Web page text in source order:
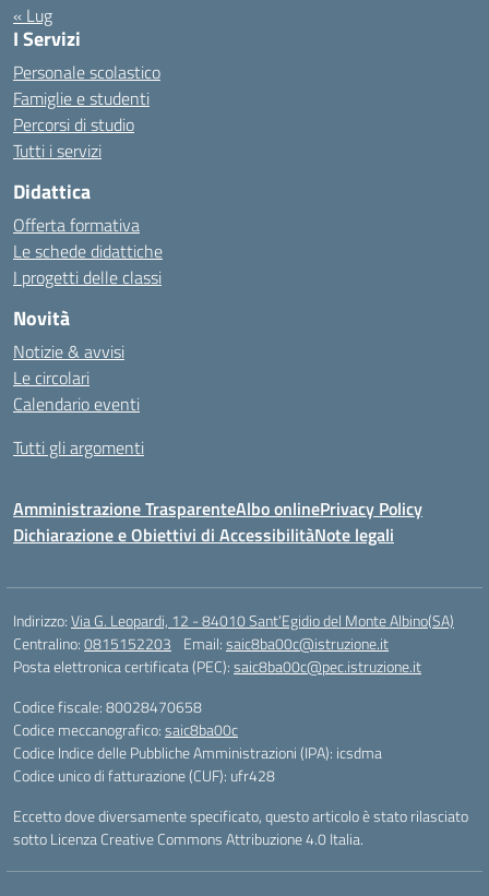
« Lug
I Servizi
Personale scolastico
Famiglie e studenti
Percorsi di studio
Tutti i servizi
Didattica
Offerta formativa
Le schede didattiche
I progetti delle classi
Novità
Notizie & avvisi
Le circolari
Calendario eventi
Tutti gli argomenti
Amministrazione TrasparenteAlbo onlinePrivacy Policy
Dichiarazione e Obiettivi di AccessibilitàNote legali
Indirizzo:Via G. Leopardi, 12 - 84010 Sant’Egidio del Monte Albino(SA)
Centralino:0815152203 Email:saic8ba00c@istruzione.it
Posta elettronica certificata (PEC):saic8ba00c@pec.istruzione.it
Codice fiscale: 80028470658
Codice meccanografico:saic8ba00c
Codice Indice delle Pubbliche Amministrazioni (IPA): icsdma
Codice unico di fatturazione (CUF): ufr428
Eccetto dove diversamente specificato, questo articolo è stato rilasciato
sotto Licenza Creative Commons Attribuzione 4.0 Italia.